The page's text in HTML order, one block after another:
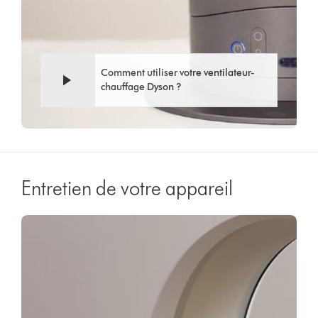
Comment utiliser votre ventilateur-
chauffage Dyson ?
Entretien de votre appareil